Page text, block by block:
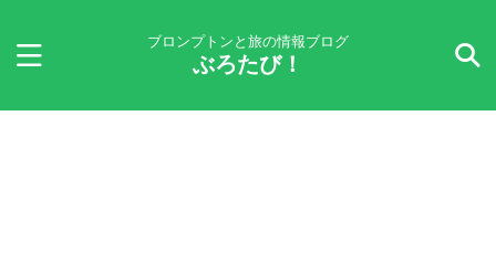
ブロンプトンと旅の情報ブログ
ぶろたび！